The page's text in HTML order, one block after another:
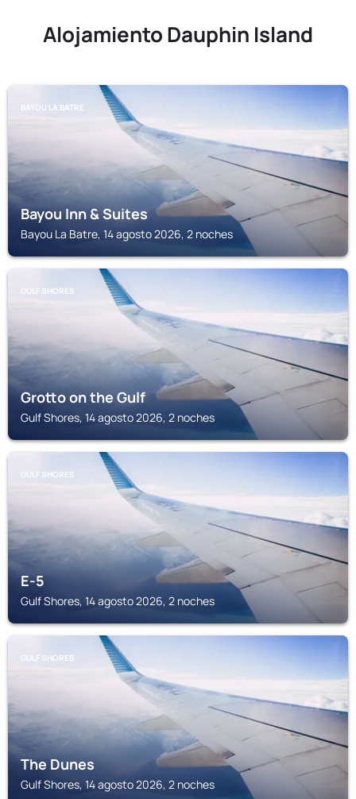
Alojamiento Dauphin Island
BAYOU LA BATRE
Bayou Inn & Suites
Bayou La Batre, 14 agosto 2026, 2 noches
GULF SHORES
Grotto on the Gulf
Gulf Shores, 14 agosto 2026, 2 noches
GULF SHORES
E-5
Gulf Shores, 14 agosto 2026, 2 noches
GULF SHORES
The Dunes
Gulf Shores, 14 agosto 2026, 2 noches